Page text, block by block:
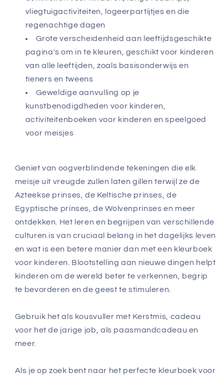
vliegtuigactiviteiten, logeerpartijtjes en die
regenachtige dagen
Grote verscheidenheid aan leeftijdsgeschikte
pagina's om in te kleuren, geschikt voor kinderen
van alle leeftijden, zoals basisonderwijs en
tieners en tweens
Geweldige aanvulling op je
kunstbenodigdheden voor kinderen,
activiteitenboeken voor kinderen en speelgoed
voor meisjes
Geniet van oogverblindende tekeningen die elk
meisje uit vreugde zullen laten gillen terwijl ze de
Azteekse prinses, de Keltische prinses, de
Egyptische prinses, de Wolvenprinses en meer
ontdekken. Het leren en begrijpen van verschillende
culturen is van cruciaal belang in het dagelijks leven
en wat is een betere manier dan met een kleurboek
voor kinderen. Blootstelling aan nieuwe dingen helpt
kinderen om de wereld beter te verkennen, begrip
te bevorderen en de geest te stimuleren.
Gebruik het als kousvuller met Kerstmis, cadeau
voor het de jarige job, als paasmandcadeau en
meer.
Als je op zoek bent naar het perfecte kleurboek voor